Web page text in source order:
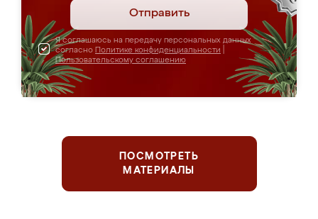
Отправить
Я соглашаюсь на передачу персональных данных
согласно Политике конфиденциальности
Пользовательскому соглашению
ПОСМОТРЕТЬ
МАТЕРИАЛЫ